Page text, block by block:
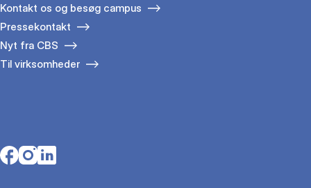
Kontakt os og besøg campus
Pressekontakt
Nyt fra CBS
Til virksomheder
Opens in a new tab
Opens in a new tab
Opens in a new tab